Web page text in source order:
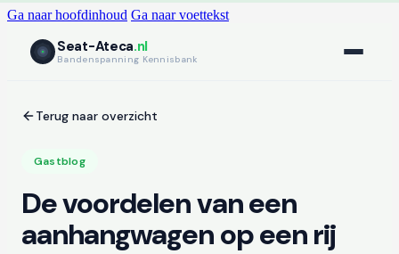
Ga naar hoofdinhoud Ga naar voettekst
Seat-Ateca.nl
Bandenspanning Kennisbank
Terug naar overzicht
Gastblog
De voordelen van een
aanhangwagen op een rij